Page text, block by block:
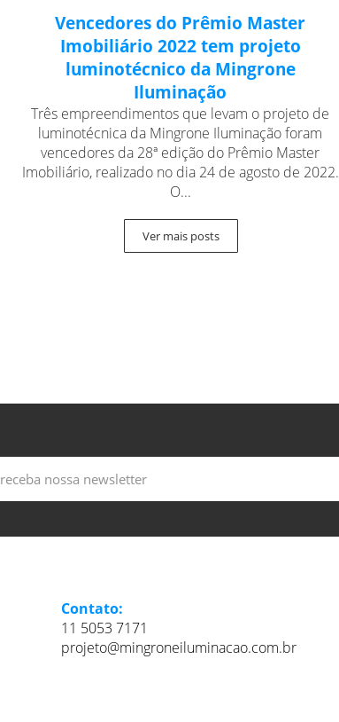
Vencedores do Prêmio Master
Imobiliário 2022 tem projeto
luminotécnico da Mingrone
Iluminação
Três empreendimentos que levam o projeto de
luminotécnica da Mingrone Iluminação foram
vencedores da 28ª edição do Prêmio Master
Imobiliário, realizado no dia 24 de agosto de 2022.
O...
Ver mais posts
Contato:
11 5053 7171
projeto@mingroneiluminacao.com.br